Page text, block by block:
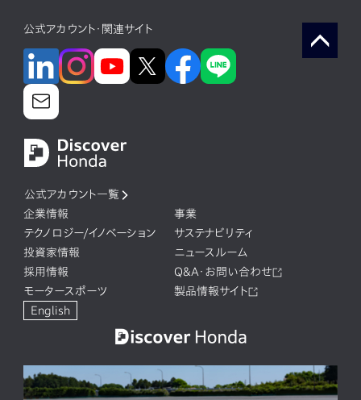
公式アカウント・関連サイト
公式アカウント一覧
企業情報
事業
テクノロジー/イノベーション
サステナビリティ
投資家情報
ニュースルーム
採用情報
Q&A・お問い合わせ
モータースポーツ
製品情報サイト
English